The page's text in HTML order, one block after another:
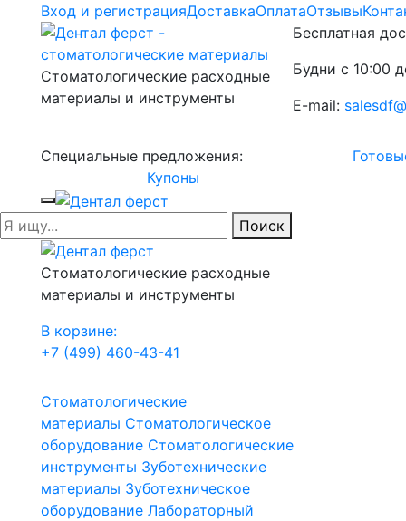
Вход и регистрацияДоставкаОплатаОтзывы
Стоматологические расходные
материалы и инструменты
Бесплатная
Будни с 10:00
E-mail:
Специальные предложения:
Купоны
Поиск
Стоматологические расходные
материалы и инструменты
В корзине:
+7 (499) 460-43-41
Стоматологические
материалы Стоматологическое
оборудование Стоматологические
инструменты Зуботехнические
материалы Зуботехническое
оборудование Лабораторный